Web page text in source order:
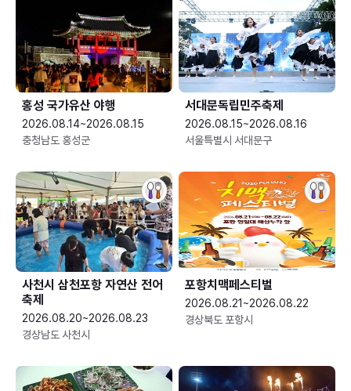
홍성 국가유산 야행
2026.08.14~2026.08.15
충청남도 홍성군
서대문독립민주축제
2026.08.15~2026.08.16
서울특별시 서대문구
사천시 삼천포항 자연산 전어
축제
2026.08.20~2026.08.23
경상남도 사천시
포항치맥페스티벌
2026.08.21~2026.08.22
경상북도 포항시